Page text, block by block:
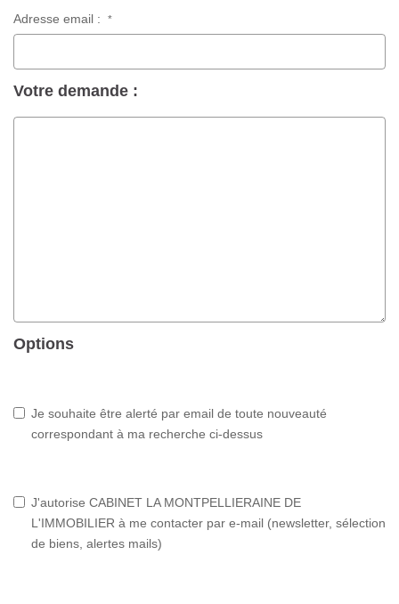
Adresse email : *
Votre demande :
Options
Je souhaite être alerté par email de toute nouveauté
correspondant à ma recherche ci-dessus
J'autorise CABINET LA MONTPELLIERAINE DE
L'IMMOBILIER à me contacter par e-mail (newsletter, sélection
de biens, alertes mails)